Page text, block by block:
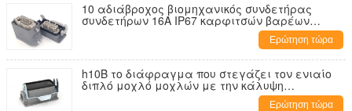
10 αδιάβροχος βιομηχανικός συνδετήρας
συνδετήρων 16A IP67 καρφιτσών βαρέων
Ερώτηση τώρα
h10B το διάφραγμα που στεγάζει τον ενιαίο
διπλό μοχλό μοχλών με την κάλυψη
αντικαθιστά το EPIC συνδετήρα HDCΕρώτηση τώρα